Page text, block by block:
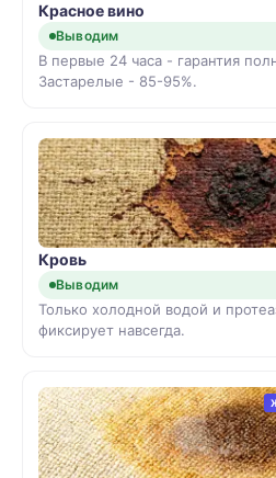
Красное вино
Выводим
В первые 24 часа - гарантия
Застарелые - 85-95%.
Кровь
Выводим
Только холодной водой и
фиксирует навсегда.